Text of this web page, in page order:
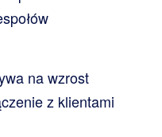
na wzrost
z klientami